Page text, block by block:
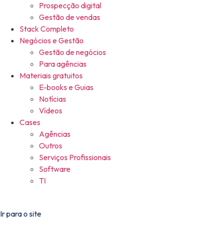
Prospecção digital
Gestão de vendas
Stack Completo
Negócios e Gestão
Gestão de negócios
Para agências
Materiais gratuitos
E-books e Guias
Notícias
Vídeos
Cases
Agências
Outros
Serviços Profissionais
Software
TI
Ir para o site